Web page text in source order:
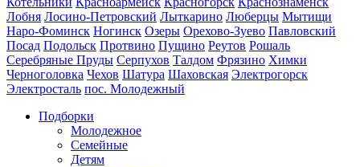
Лобня Лосино-Петровский Лыткарино Люберцы Мытищи
Наро-Фоминск Ногинск Озеры Орехово-Зуево Павловский
Посад Подольск Протвино Пущино Реутов Рошаль
Серебряные Пруды Серпухов Талдом Фрязино Химки
Черноголовка Чехов Шатура Шаховская Электрогорск
Электросталь пос. Молодежный
Подборки
Молодежное
Семейные
Детям